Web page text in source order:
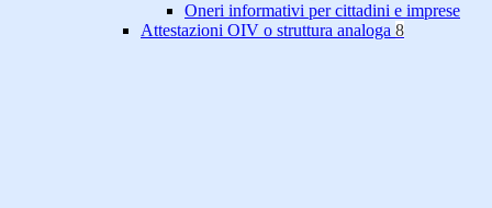
Oneri informativi per cittadini e imprese
Attestazioni OIV o struttura analoga 8